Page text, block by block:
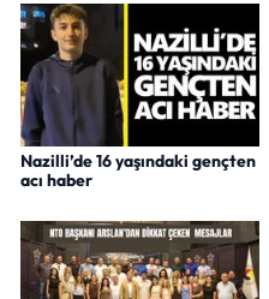
Nazilli’de 16 yaşındaki gençten
acı haber